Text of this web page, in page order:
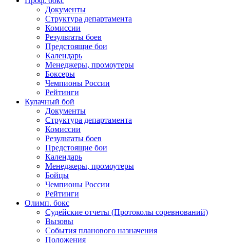
Документы
Структура департамента
Комиссии
Результаты боев
Предстоящие бои
Календарь
Менеджеры, промоутеры
Боксеры
Чемпионы России
Рейтинги
Кулачный бой
Документы
Структура департамента
Комиссии
Результаты боев
Предстоящие бои
Календарь
Менеджеры, промоутеры
Бойцы
Чемпионы России
Рейтинги
Олимп. бокс
Судейские отчеты (Протоколы соревнований)
Вызовы
События планового назначения
Положения